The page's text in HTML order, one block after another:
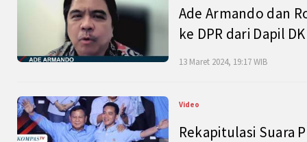
Ade Armando dan
ke DPR dari Dapil
13 Maret 2024, 19:17 WIB
Video
Rekapitulasi Suara